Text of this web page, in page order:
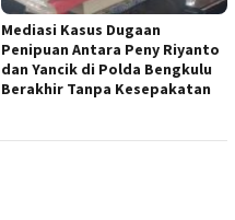
Mediasi Kasus Dugaan
Penipuan Antara Peny Riyanto
dan Yancik di Polda Bengkulu
Berakhir Tanpa Kesepakatan